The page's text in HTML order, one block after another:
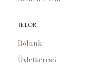
TEILOR
Rólunk
Üzletkereső